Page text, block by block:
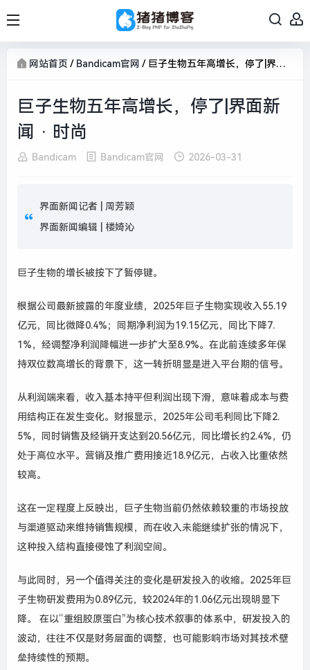
网站首页 / Bandicam官网 / 巨子生物五年高增长，停了|界面新闻 · 时尚
巨子生物五年高增长，停了|界面新
闻 · 时尚
Bandicam Bandicam官网 2026-03-31
界面新闻记者 | 周芳颖
界面新闻编辑 | 楼婍沁
巨子生物的增长被按下了暂停键。
根据公司最新披露的年度业绩，2025年巨子生物实现收入55.19
亿元，同比微降0.4%；同期净利润为19.15亿元，同比下降7.
1%，经调整净利润降幅进一步扩大至8.9%。在此前连续多年保
持双位数高增长的背景下，这一转折明显是进入平台期的信号。
从利润端来看，收入基本持平但利润出现下滑，意味着成本与费
用结构正在发生变化。财报显示，2025年公司毛利同比下降2.
5%，同时销售及经销开支达到20.56亿元，同比增长约2.4%，仍
处于高位水平。营销及推广费用接近18.9亿元，占收入比重依然
较高。
这在一定程度上反映出，巨子生物当前仍然依赖较重的市场投放
与渠道驱动来维持销售规模，而在收入未能继续扩张的情况下，
这种投入结构直接侵蚀了利润空间。
与此同时，另一个值得关注的变化是研发投入的收缩。2025年巨
子生物研发费用为0.89亿元，较2024年的1.06亿元出现明显下
降。 在以“重组胶原蛋白”为核心技术叙事的体系中，研发投入的
波动，往往不仅是财务层面的调整，也可能影响市场对其技术壁
垒持续性的预期。